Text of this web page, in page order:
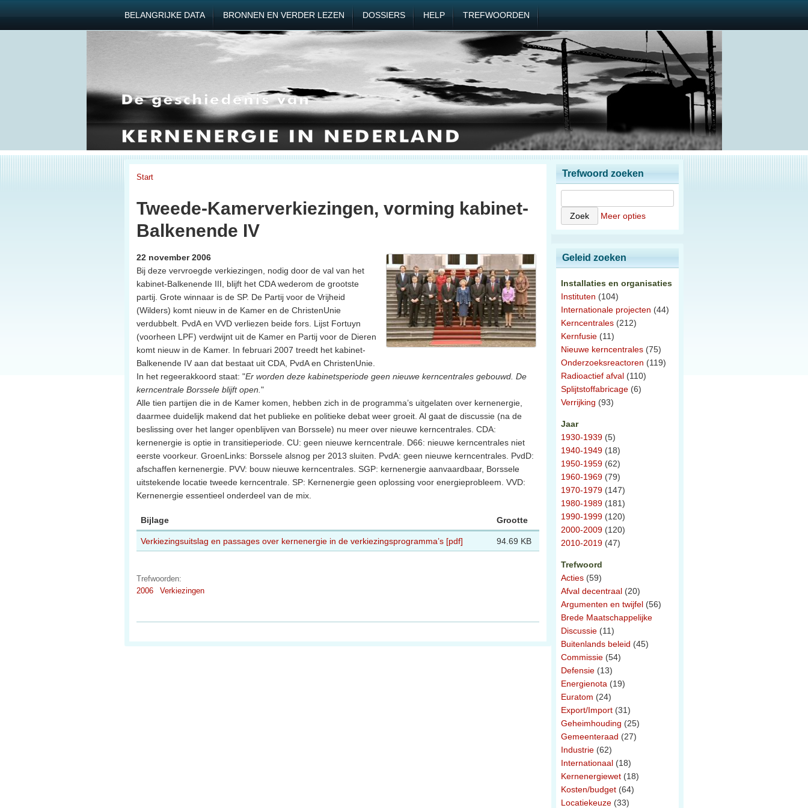
BELANGRIJKE DATA BRONNEN EN VERDER LEZEN DOSSIERS HELP TREFWOORDEN
Start
Tweede-Kamerverkiezingen, vorming kabinet-
Balkenende IV
22 november 2006
Bij deze vervroegde verkiezingen, nodig door de val van het
kabinet-Balkenende III, blijft het CDA wederom de grootste
partij. Grote winnaar is de SP. De Partij voor de Vrijheid
(Wilders) komt nieuw in de Kamer en de ChristenUnie
verdubbelt. PvdA en VVD verliezen beide fors. Lijst Fortuyn
(voorheen LPF) verdwijnt uit de Kamer en Partij voor de Dieren
komt nieuw in de Kamer. In februari 2007 treedt het kabinet-
Balkenende IV aan dat bestaat uit CDA, PvdA en ChristenUnie.
In het regeerakkoord staat: "Er worden deze kabinetsperiode geen nieuwe kerncentrales gebouwd. De
kerncentrale Borssele blijft open. "
Alle tien partijen die in de Kamer komen, hebben zich in de programma’s uitgelaten over kernenergie,
daarmee duidelijk makend dat het publieke en politieke debat weer groeit. Al gaat de discussie (na de
beslissing over het langer openblijven van Borssele) nu meer over nieuwe kerncentrales. CDA:
kernenergie is optie in transitieperiode. CU: geen nieuwe kerncentrale. D66: nieuwe kerncentrales niet
eerste voorkeur. GroenLinks: Borssele alsnog per 2013 sluiten. PvdA: geen nieuwe kerncentrales. PvdD:
afschaffen kernenergie. PVV: bouw nieuwe kerncentrales. SGP: kernenergie aanvaardbaar, Borssele
uitstekende locatie tweede kerncentrale. SP: Kernenergie geen oplossing voor energieprobleem. VVD:
Kernenergie essentieel onderdeel van de mix.
Bijlage Grootte
Verkiezingsuitslag en passages over kernenergie in de verkiezingsprogramma’s [pdf] 94.69 KB
Trefwoorden:
2006
Verkiezingen
Trefwoord zoeken
Meer opties
Geleid zoeken
Installaties en organisaties
Instituten (104)
Internationale projecten (44)
Kerncentrales (212)
Kernfusie (11)
Nieuwe kerncentrales (75)
Onderzoeksreactoren (119)
Radioactief afval (110)
Splijtstoffabricage (6)
Verrijking (93)
Jaar
1930-1939 (5)
1940-1949 (18)
1950-1959 (62)
1960-1969 (79)
1970-1979 (147)
1980-1989 (181)
1990-1999 (120)
2000-2009 (120)
2010-2019 (47)
Trefwoord
Acties (59)
Afval decentraal (20)
Argumenten en twijfel (56)
Brede Maatschappelijke
Discussie (11)
Buitenlands beleid (45)
Commissie (54)
Defensie (13)
Energienota (19)
Euratom (24)
Export/Import (31)
Geheimhouding (25)
Gemeenteraad (27)
Industrie (62)
Internationaal (18)
Kernenergiewet (18)
Kosten/budget (64)
Locatiekeuze (33)